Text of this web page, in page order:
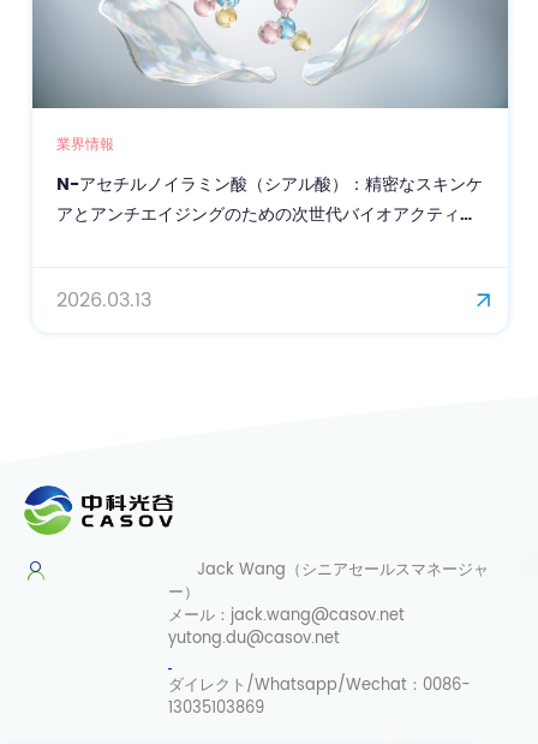
業界情報
N-アセチルノイラミン酸（シアル酸）：精密なスキンケ
アとアンチエイジングのための次世代バイオアクティブ
2026.03.13
Jack Wang（シニアセールスマネージャ
ー）
メール： jack.wang@casov.net
yutong.du@casov.net
ダイレクト/Whatsapp/Wechat： 0086-
13035103869